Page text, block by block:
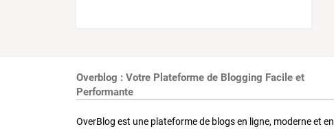
Overblog : Votre Plateforme de Blogging Facile et
Performante
OverBlog est une plateforme de blogs en ligne, moderne et en